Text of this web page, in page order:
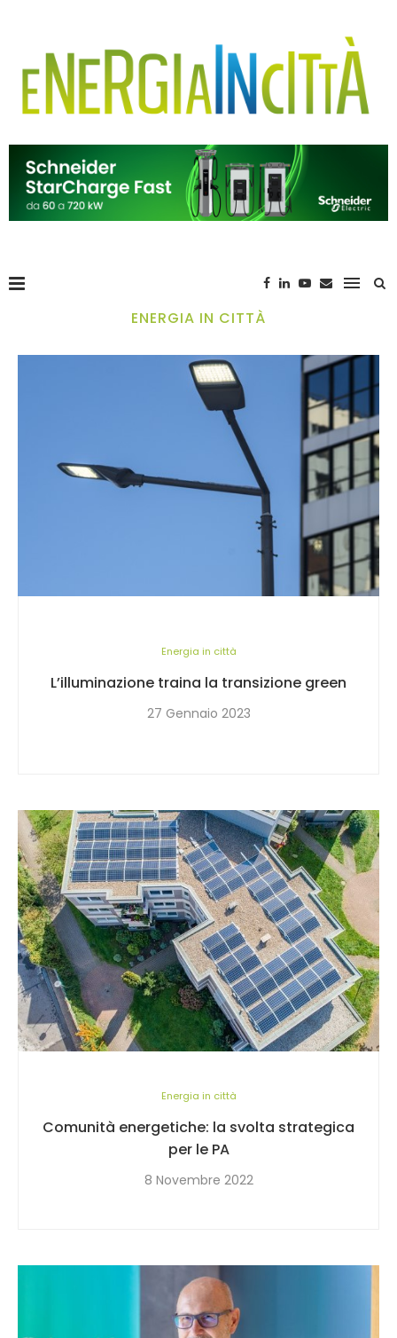
ENERGIA IN CITTÀ
Energia in città
L’illuminazione traina la transizione green
27 Gennaio 2023
Energia in città
Comunità energetiche: la svolta strategica
per le PA
8 Novembre 2022